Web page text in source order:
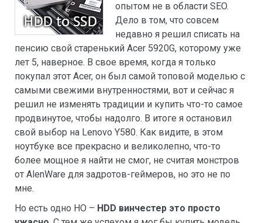
опытом не в области SEO.
Дело в том, что совсем
недавно я решил списать на
пенсию свой старенький Acer 5920G, которому уже
лет 5, наверное. В свое время, когда я только
покупал этот Acer, он был самой топовой моделью с
самыми свежими внутренностями, вот и сейчас я
решил не изменять традиции и купить что-то самое
продвинутое, чтобы надолго. В итоге я остановил
свой выбор на Lenovo Y580. Как видите, в этом
ноутбуке все прекрасно и великолепно, что-то
более мощное я найти не смог, не считая монстров
от AlenWare для задротов-геймеров, но это не по
мне.
Но есть одно НО – HDD винчестер это просто